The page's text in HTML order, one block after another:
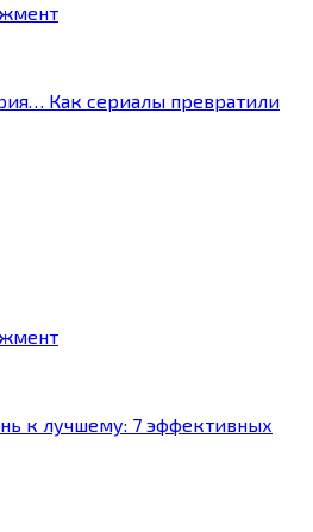
Как сериалы превратили
к лучшему: 7 эффективных